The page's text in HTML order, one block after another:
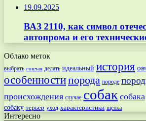
19.09.2025
ВАЗ 2110, как символ
автопрома и его
Облако меток
выбрать гончая делать идеальный история
особенностипорода породе
происхождения случае собак собака
собаку терьер уход характеристики щенка
Интересно